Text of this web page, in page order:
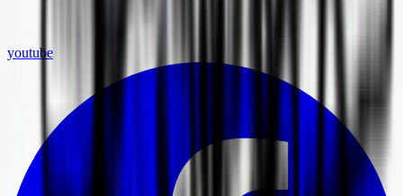
youtube